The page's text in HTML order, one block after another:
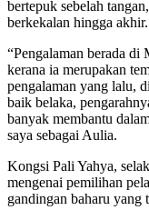
bertepuk sebelah
berkekalan hingga akhir.
“Pengalaman berada di
kerana ia merupakan
pengalaman yang lalu,
baik belaka,
banyak membantu
saya sebagai Aulia.
Kongsi Pali Yahya,
mengenai pemilihan
gandingan baharu yang